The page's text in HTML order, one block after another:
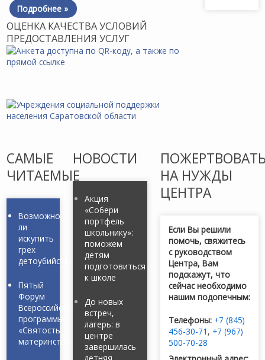
Подробнее »
ОЦЕНКА КАЧЕСТВА УСЛОВИЙ
ПРЕДОСТАВЛЕНИЯ УСЛУГ
САМЫЕ
ЧИТАЕМЫЕ
Возможно
ли
искупить
грех
детоубийства?
Пятый
Форум
Всероссийской
программы
«Святость
материнства»
НОВОСТИ
Акция
«Собери
портфель
школьнику»:
поможем
детям
подготовиться
к школе
До новых
встреч,
лагерь: в
центре
завершилась
НА НУЖДЫ
ЦЕНТРА
Если Вы решили
помочь, свяжитесь
с руководством
Центра, Вам
подскажут, что
сейчас необходимо
нашим подопечным:
Телефоны: +7 (845)
456-30-71 , +7 (967)
500-70-28